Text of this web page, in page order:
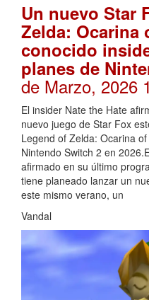
Un nuevo Star
Zelda: Ocarina
conocido
planes de
de Marzo, 2026
El insider Nate the Hate
nuevo juego de Star Fox
Legend of Zelda: Ocarina
Nintendo Switch 2 en
afirmado en su último
tiene planeado lanzar un
este mismo verano, un
Vandal